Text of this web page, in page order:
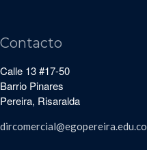
Contacto
Calle 13 #17-50
Barrio Pinares
Pereira, Risaralda
dircomercial@egopereira.edu.co